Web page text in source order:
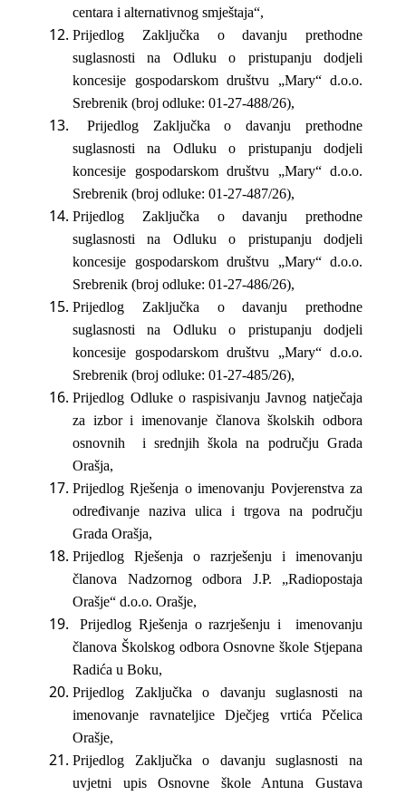
centara i alternativnog smještaja“,
Prijedlog Zaključka o davanju prethodne
suglasnosti na Odluku o pristupanju dodjeli
koncesije gospodarskom društvu „Mary“ d.o.o.
Srebrenik (broj odluke: 01-27-488/26),
Prijedlog Zaključka o davanju prethodne
suglasnosti na Odluku o pristupanju dodjeli
koncesije gospodarskom društvu „Mary“ d.o.o.
Srebrenik (broj odluke: 01-27-487/26),
Prijedlog Zaključka o davanju prethodne
suglasnosti na Odluku o pristupanju dodjeli
koncesije gospodarskom društvu „Mary“ d.o.o.
Srebrenik (broj odluke: 01-27-486/26),
Prijedlog Zaključka o davanju prethodne
suglasnosti na Odluku o pristupanju dodjeli
koncesije gospodarskom društvu „Mary“ d.o.o.
Srebrenik (broj odluke: 01-27-485/26),
Prijedlog Odluke o raspisivanju Javnog natječaja
za izbor i imenovanje članova školskih odbora
osnovnih i srednjih škola na području Grada
Orašja,
Prijedlog Rješenja o imenovanju Povjerenstva za
određivanje naziva ulica i trgova na području
Grada Orašja,
Prijedlog Rješenja o razrješenju i imenovanju
članova Nadzornog odbora J.P. „Radiopostaja
Orašje“ d.o.o. Orašje,
Prijedlog Rješenja o razrješenju i imenovanju
članova Školskog odbora Osnovne škole Stjepana
Radića u Boku,
Prijedlog Zaključka o davanju suglasnosti na
imenovanje ravnateljice Dječjeg vrtića Pčelica
Orašje,
Prijedlog Zaključka o
davanju suglasnosti na
uvjetni upis Osnovne škole Antuna Gustava